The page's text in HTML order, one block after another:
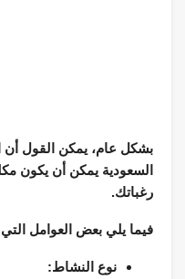
بشكل عام، يمكن القول أن
السعودية يمكن أن يكون
رغباتك.
فيما يلي بعض العوامل التي
نوع النشاط: